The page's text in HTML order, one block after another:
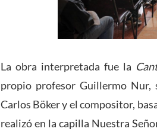
La obra interpretada fue la
propio profesor Guillermo Nur,
Carlos Böker y el compositor,
realizó en la capilla Nuestra